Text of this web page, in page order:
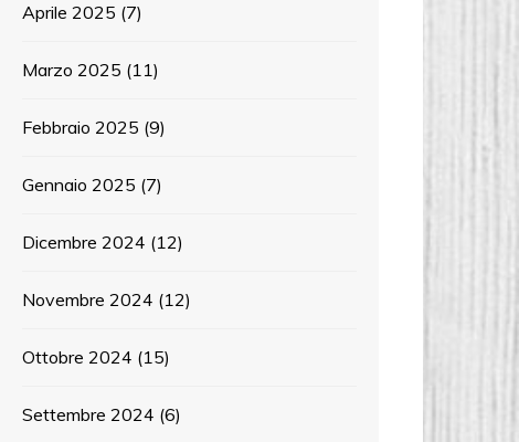
Aprile 2025 (7)
Marzo 2025 (11)
Febbraio 2025 (9)
Gennaio 2025 (7)
Dicembre 2024 (12)
Novembre 2024 (12)
Ottobre 2024 (15)
Settembre 2024 (6)